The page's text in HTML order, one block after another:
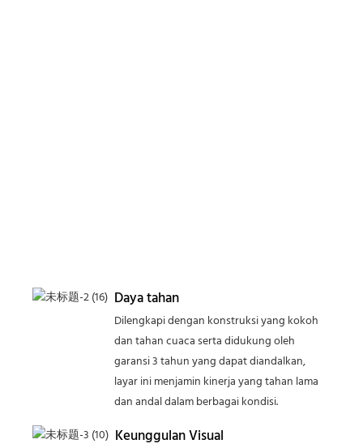
Daya tahan
Dilengkapi dengan konstruksi yang kokoh
dan tahan cuaca serta didukung oleh
garansi 3 tahun yang dapat diandalkan,
layar ini menjamin kinerja yang tahan lama
dan andal dalam berbagai kondisi.
Keunggulan Visual